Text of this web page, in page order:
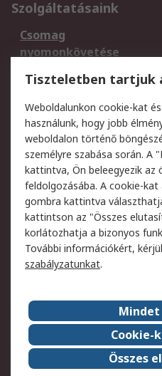
Szolgáltatásaink
Csomag
nyomonkövetése
Regisztráció
Termékvisszaküldés
Szolgáltatások
Jogi
Adatvédelmi
szabályzat
Cookie szabályzat
Webhelyre vonatkozó
feltételek
Rólunk
Karrier
ESG globális célok
Tiszteletben tartjuk
Weboldalunkon cookie-kat
használunk, hogy jobb
weboldalon történő
személyre szabása során. A
kattintva, Ön beleegyezik az
feldolgozásába. A cookie-kat
gombra kattintva
kattintson az "Összes
korlátozhatja a bizonyos
További információkért,
szabályzatunkat.
Cookie-
Összes